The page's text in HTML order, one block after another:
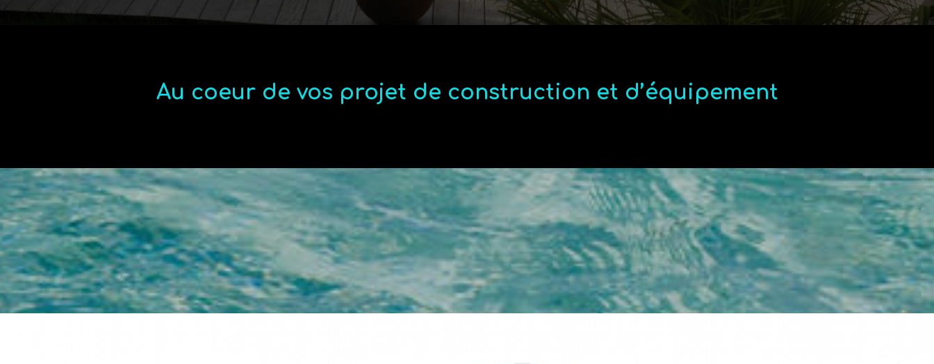
Au coeur de vos projet de construction et d’équipement